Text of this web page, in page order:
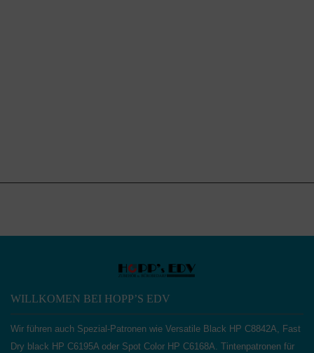
WILLKOMEN BEI HOPP’S EDV
Wir führen auch Spezial-Patronen wie Versatile Black HP C8842A, Fast
Dry black HP C6195A oder Spot Color HP C6168A. Tintenpatronen für